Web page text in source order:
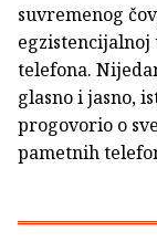
suvremenog
telefona.
glasno i jasno,
progovorio o
pametnih